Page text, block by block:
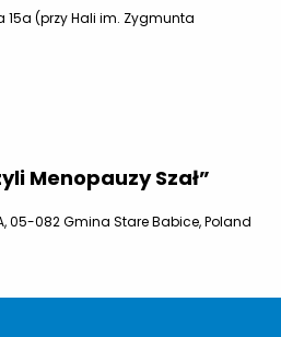
15a (przy Hali im. Zygmunta
Menopauzy Szał”
05-082 Gmina Stare Babice, Poland